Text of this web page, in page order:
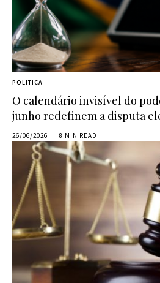
POLITICA
O calendário invisível do
junho redefinem a disputa
26/06/2026 8 MIN READ